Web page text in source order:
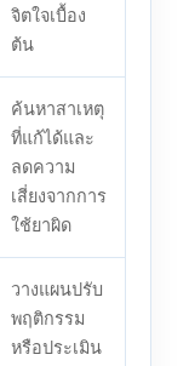
จิตใจเบื้อง
ต้น
ค้นหาสาเหตุ
ที่แก้ได้และ
ลดความ
เสี่ยงจากการ
ใช้ยาผิด
วางแผนปรับ
พฤติกรรม
หรือประเมิน